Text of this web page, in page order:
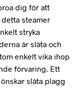
dig för att
steamer
stryka
är släta och
enkelt vika ihop
förvaring. Ett
släta plagg